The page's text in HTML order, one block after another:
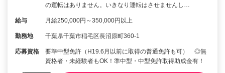
の運転はありません。いきなり運転はさせませんし…
給与 月給250,000円～350,000円以上
勤務地 千葉県千葉市稲毛区長沼原町360-1
応募資格
要準中型免許（H19.6月以前に取得の普通免許も可） ◎無
資格者・未経験者もOK！準中型・中型免許取得助成金有！